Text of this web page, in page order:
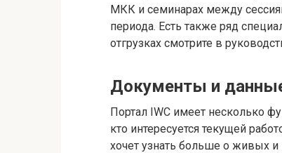
МКК и семинарах между
периода. Есть также ряд
отгрузках смотрите в
Документы и
Портал IWC имеет несколько
кто интересуется текущей
хочет узнать больше о живых